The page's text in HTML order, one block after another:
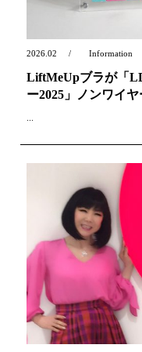
2026.02 Information
LiftMeUpブラが「
ー2025」ノンワイ
...